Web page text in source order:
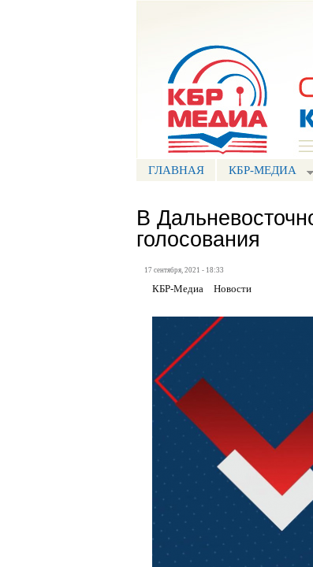
ГЛАВНАЯ КБР-МЕДИА
В
голосования
17 сентября, 2021 - 18:33
КБР-Медиа Новости